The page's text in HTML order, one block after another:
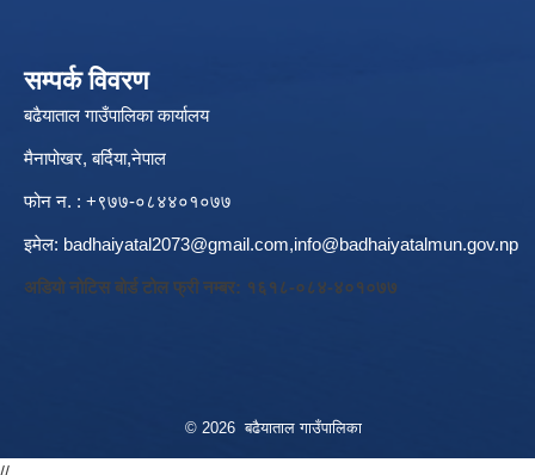
सम्पर्क विवरण
बढैयाताल गाउँपालिका कार्यालय
मैनापोखर, बर्दिया,नेपाल
फोन न. : +९७७-०८४४०१०७७
इमेल: badhaiyatal2073@gmail.com,info@badhaiyatalmun.gov.np
अडियो नोटिस बोर्ड टोल फ्री नम्बर: १६१८-०८४-४०१०७७
© 2026 बढैयाताल गाउँपालिका